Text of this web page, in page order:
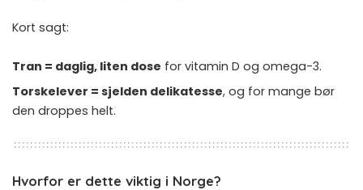
Kort sagt:
Tran = daglig, liten dose for vitamin D og omega-3.
Torskelever = sjelden delikatesse, og for mange bør
den droppes helt.
Hvorfor er dette viktig i Norge?